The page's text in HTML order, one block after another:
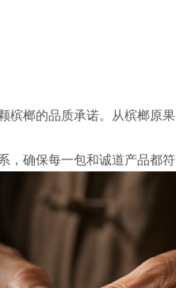
槟榔的品质承诺。从槟榔原
，确保每一包和诚道产品都